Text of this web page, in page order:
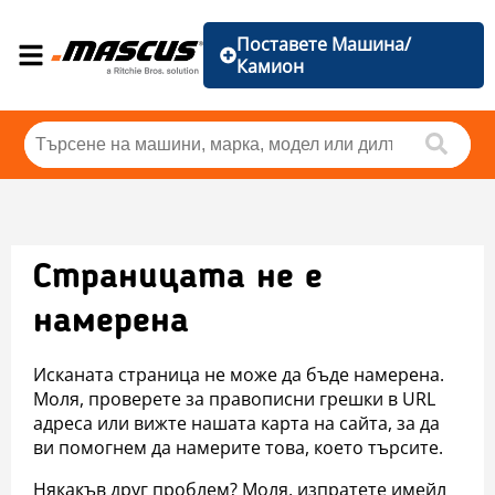
Поставете Машина/
Камион
Страницата не е
намерена
Исканата страница не може да бъде намерена.
Моля, проверете за правописни грешки в URL
адреса или вижте нашата карта на сайта, за да
ви помогнем да намерите това, което търсите.
Някакъв друг проблем? Моля, изпратете имейл